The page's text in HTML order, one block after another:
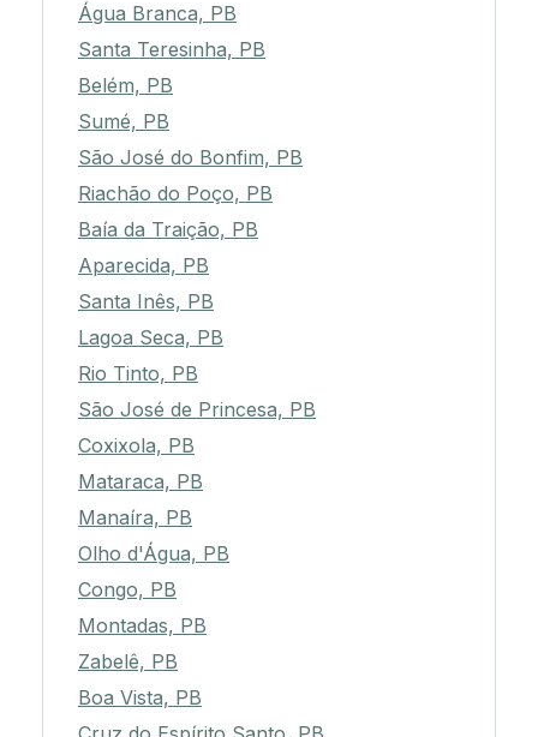
Água Branca, PB
Santa Teresinha, PB
Belém, PB
Sumé, PB
São José do Bonfim, PB
Riachão do Poço, PB
Baía da Traição, PB
Aparecida, PB
Santa Inês, PB
Lagoa Seca, PB
Rio Tinto, PB
São José de Princesa, PB
Coxixola, PB
Mataraca, PB
Manaíra, PB
Olho d'Água, PB
Congo, PB
Montadas, PB
Zabelê, PB
Boa Vista, PB